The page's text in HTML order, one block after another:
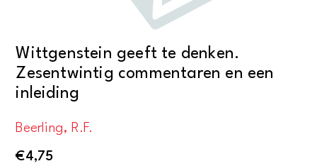
Wittgenstein geeft te denken.
Zesentwintig commentaren en een
inleiding
Beerling, R.F.
€4,75